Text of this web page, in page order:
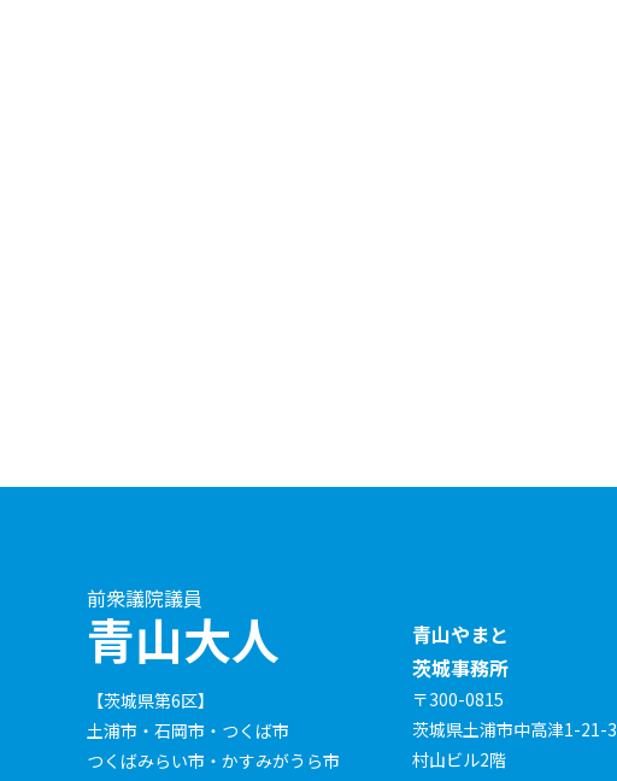
前衆議院議員
青山大人
【茨城県第6区】
土浦市・石岡市・つくば市
つくばみらい市・かすみがうら市
青山やまと
茨城事務所
〒300-0815
茨城県土浦市中高津1-21-3
村山ビル2階